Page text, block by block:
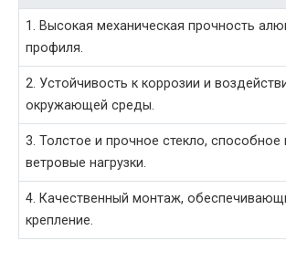
1. Высокая механическая прочность
профиля.
2. Устойчивость к коррозии и
окружающей среды.
3. Толстое и прочное стекло,
ветровые нагрузки.
4. Качественный монтаж,
крепление.